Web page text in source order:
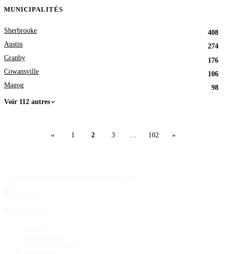
MUNICIPALITÉS
Sherbrooke
408
Austin
274
Granby
176
Cowansville
106
Magog
98
Voir 112 autres
« 1 2 3 102 »